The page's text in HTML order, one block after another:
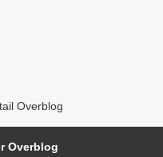
Overblog
Overblog